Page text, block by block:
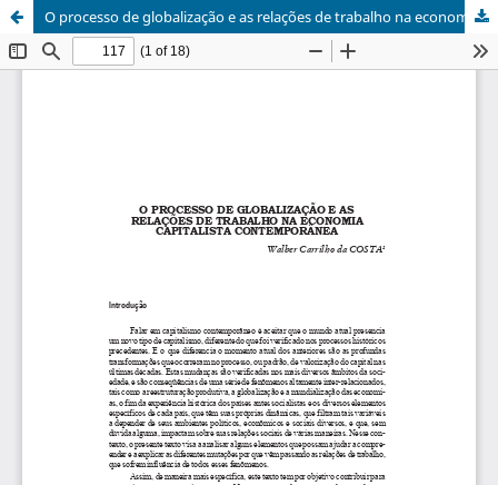
O processo de globalização e as relações de trabalho na economia capitalista contemporânea